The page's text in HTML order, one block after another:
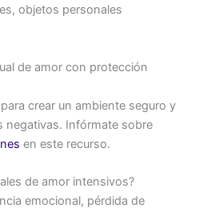
objetos personales
de amor con protección
crear un ambiente seguro y
negativas. Infórmate sobre
en este recurso.
de amor intensivos?
emocional, pérdida de